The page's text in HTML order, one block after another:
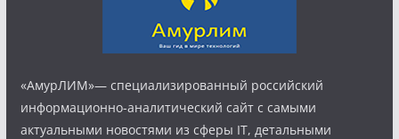
«АмурЛИМ»— специализированный российский
информационно-аналитический сайт с самыми
актуальными новостями из сферы IT, детальными